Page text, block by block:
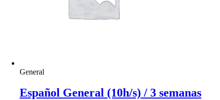
General
Español General (10h/s) / 3 semanas